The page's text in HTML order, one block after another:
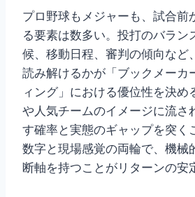
プロ野球もメジャーも、試合前
る要素は数多い。投打のバラン
候、移動日程、審判の傾向など
読み解けるかが「ブックメーカ
ィング」における優位性を決め
や人気チームのイメージに流さ
す確率と実態のギャップを突く
数字と現場感覚の両輪で、機械
断軸を持つことがリターンの安